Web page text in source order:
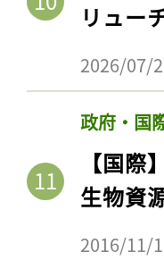
リュー
2026/07/
政府・国
【国
生物資
2016/11/